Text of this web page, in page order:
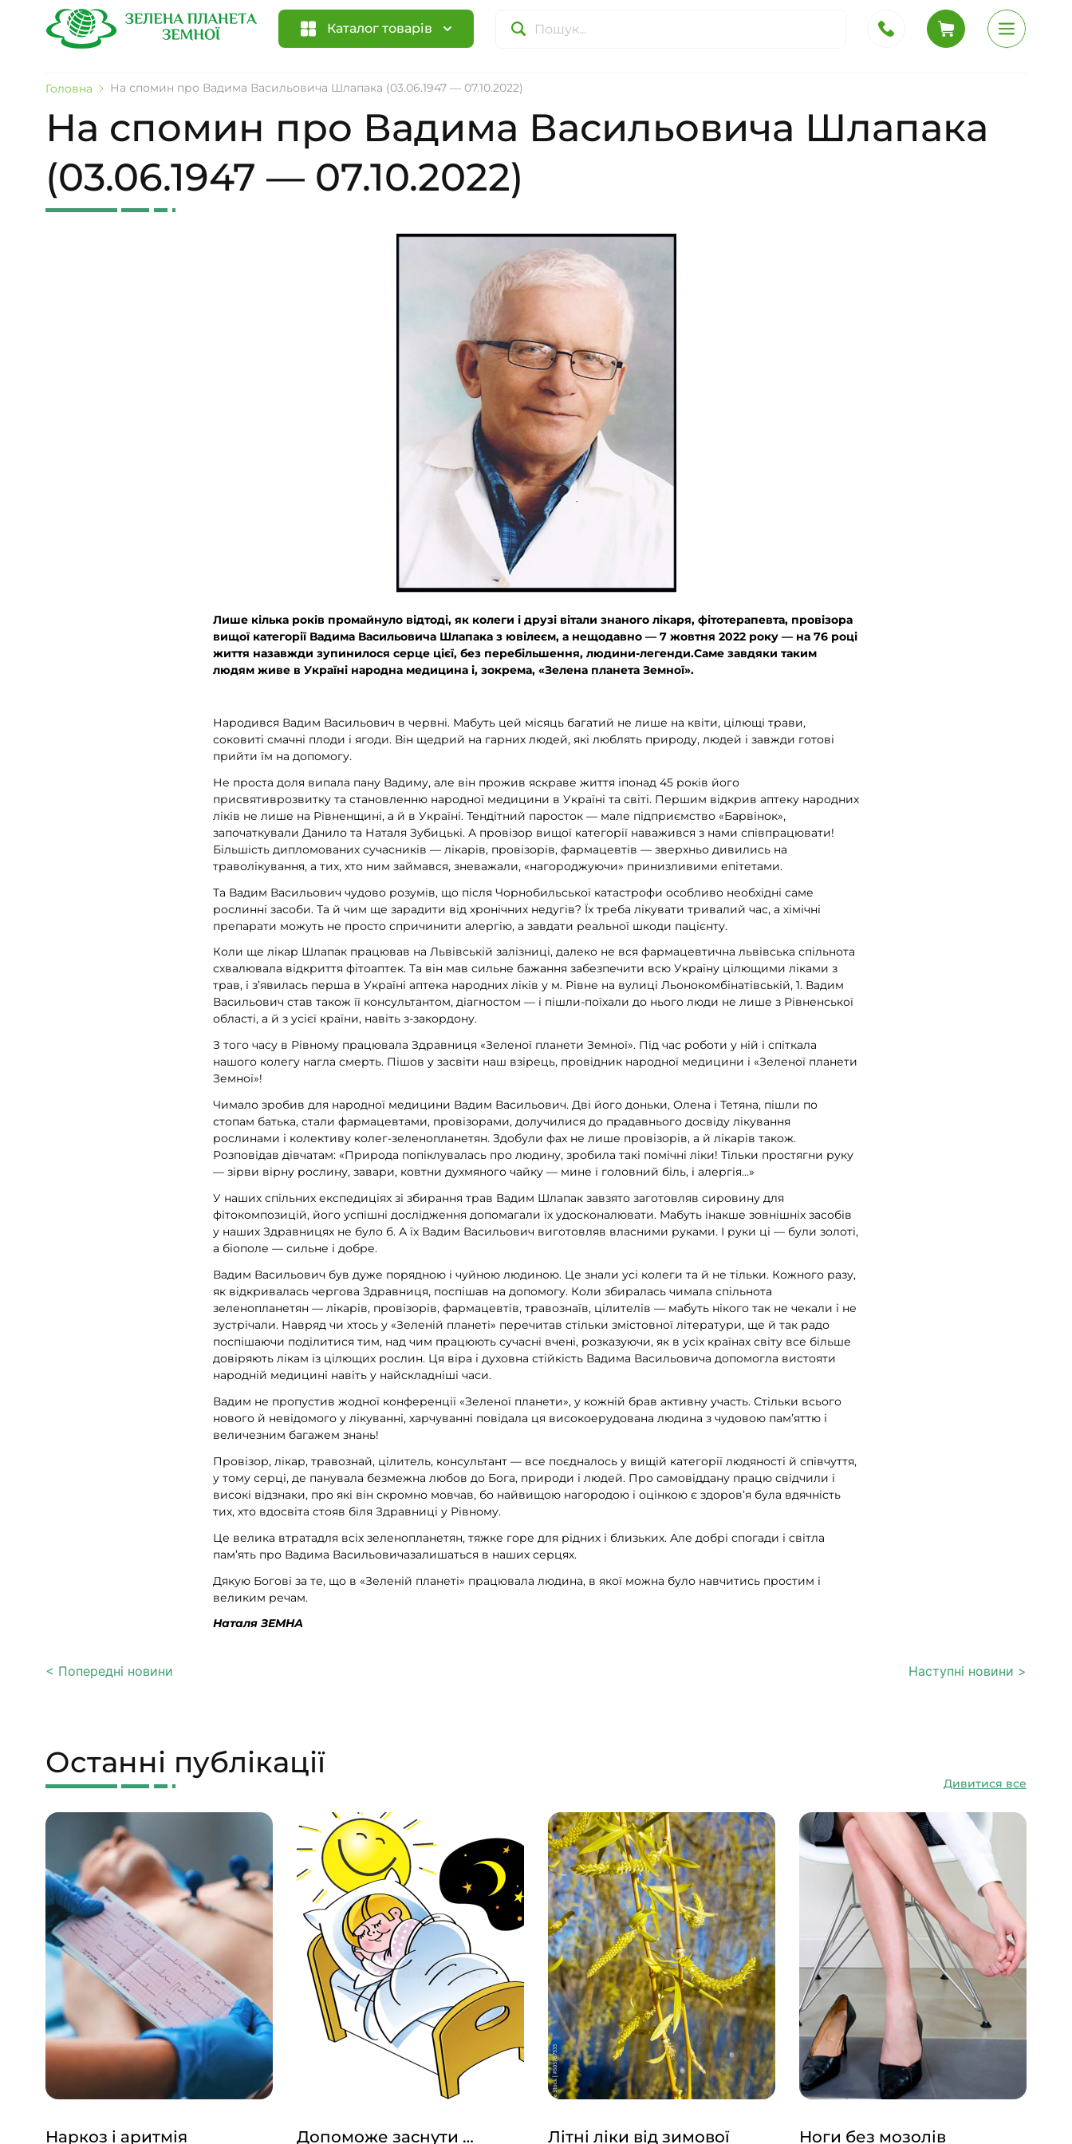
Каталог товарів
Головна На спомин про Вадима Васильовича Шлапака (03.06.1947 — 07.10.2022)
На спомин про Вадима Васильовича Шлапака
(03.06.1947 — 07.10.2022)
Лише кілька років промайнуло відтоді, як колеги і друзі вітали знаного лікаря, фітотерапевта, провізора
вищої категорії Вадима Васильовича Шлапака з ювілеєм, а нещодавно — 7 жовтня 2022 року — на 76 році
життя назавжди зупинилося серце цієї, без перебільшення, людини-легенди.Саме завдяки таким
людям живе в Україні народна медицина і, зокрема, «Зелена планета Земної».
Народився Вадим Васильович в червні. Мабуть цей місяць багатий не лише на квіти, цілющі трави,
соковиті смачні плоди і ягоди. Він щедрий на гарних людей, які люблять природу, людей і завжди готові
прийти їм на допомогу.
Не проста доля випала пану Вадиму, але він прожив яскраве життя іпонад 45 років його
присвятиврозвитку та становленню народної медицини в Україні та світі. Першим відкрив аптеку народних
ліків не лише на Рівненщині, а й в Україні. Тендітний паросток — мале підприємство «Барвінок»,
започаткували Данило та Наталя Зубицькі. А провізор вищої категорії наважився з нами співпрацювати!
Більшість дипломованих сучасників — лікарів, провізорів, фармацевтів — зверхньо дивились на
траволікування, а тих, хто ним займався, зневажали, «нагороджуючи» принизливими епітетами.
Та Вадим Васильович чудово розумів, що після Чорнобильської катастрофи особливо необхідні саме
рослинні засоби. Та й чим ще зарадити від хронічних недугів? Їх треба лікувати тривалий час, а хімічні
препарати можуть не просто спричинити алергію, а завдати реальної шкоди пацієнту.
Коли ще лікар Шлапак працював на Львівській залізниці, далеко не вся фармацевтична львівська спільнота
схвалювала відкриття фітоаптек. Та він мав сильне бажання забезпечити всю Україну цілющими ліками з
трав, і з’явилась перша в Україні аптека народних ліків у м. Рівне на вулиці Льонокомбінатівській, 1. Вадим
Васильович став також її консультантом, діагностом — і пішли-поїхали до нього люди не лише з Рівненської
області, а й з усієї країни, навіть з-закордону.
З того часу в Рівному працювала Здравниця «Зеленої планети Земної». Під час роботи у ній і спіткала
нашого колегу нагла смерть. Пішов у засвіти наш взірець, провідник народної медицини і «Зеленої планети
Земної»!
Чимало зробив для народної медицини Вадим Васильович. Дві його доньки, Олена і Тетяна, пішли по
стопам батька, стали фармацевтами, провізорами, долучилися до прадавнього досвіду лікування
рослинами і колективу колег-зеленопланетян. Здобули фах не лише провізорів, а й лікарів також.
Розповідав дівчатам: «Природа попіклувалась про людину, зробила такі помічні ліки! Тільки простягни руку
— зірви вірну рослину, завари, ковтни духмяного чайку — мине і головний біль, і алергія...»
У наших спільних експедиціях зі збирання трав Вадим Шлапак завзято заготовляв сировину для
фітокомпозицій, його успішні дослідження допомагали їх удосконалювати. Мабуть інакше зовнішніх засобів
у наших Здравницях не було б. А їх Вадим Васильович виготовляв власними руками. І руки ці — були золоті,
а біополе — сильне і добре.
Вадим Васильович був дуже порядною і чуйною людиною. Це знали усі колеги та й не тільки. Кожного разу,
як відкривалась чергова Здравниця, поспішав на допомогу. Коли збиралась чимала спільнота
зеленопланетян — лікарів, провізорів, фармацевтів, травознаїв, цілителів — мабуть нікого так не чекали і не
зустрічали. Навряд чи хтось у «Зеленій планеті» перечитав стільки змістовної літератури, ще й так радо
поспішаючи поділитися тим, над чим працюють сучасні вчені, розказуючи, як в усіх країнах світу все більше
довіряють лікам із цілющих рослин. Ця віра і духовна стійкість Вадима Васильовича допомогла вистояти
народній медицині навіть у найскладніші часи.
Вадим не пропустив жодної конференції «Зеленої планети», у кожній брав активну участь. Стільки всього
нового й невідомого у лікуванні, харчуванні повідала ця високоерудована людина з чудовою пам’яттю і
величезним багажем знань!
Провізор, лікар, травознай, цілитель, консультант — все поєдналось у вищій категорії людяності й співчуття,
у тому серці, де панувала безмежна любов до Бога, природи і людей. Про самовіддану працю свідчили і
високі відзнаки, про які він скромно мовчав, бо найвищою нагородою і оцінкою є здоров’я була вдячність
тих, хто вдосвіта стояв біля Здравниці у Рівному.
Це велика втратадля всіх зеленопланетян, тяжке горе для рідних і близьких. Але добрі спогади і світла
пам’ять про Вадима Васильовичазалишаться в наших серцях.
Дякую Богові за те, що в «Зеленій планеті» працювала людина, в якої можна було навчитись простим і
великим речам.
Наталя ЗЕМНА
< Попередні новини Наступні новини >
Дивитися все
Останні публікації
Наркоз і аритмія
Допоможе заснути …
Літні ліки від зимової
Ноги без мозолів